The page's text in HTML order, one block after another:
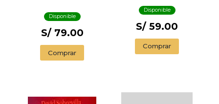
RACIONALISTA
Disponible
S/ 79.00
Comprar
Disponible
S/ 59.00
Comprar